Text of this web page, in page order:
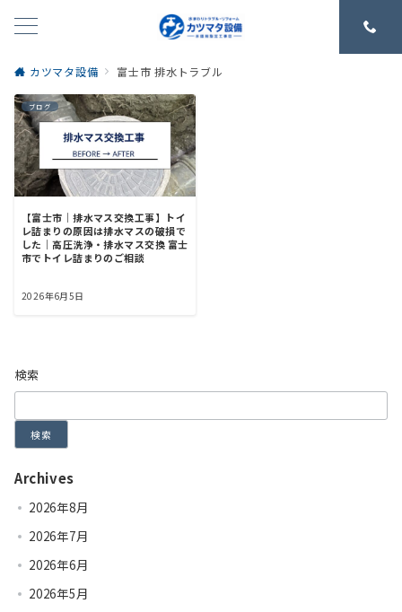
カツマタ設備 富士市 排水トラブル
ブログ
【富士市｜排水マス交換工事】トイ
レ詰まりの原因は排水マスの破損で
した｜高圧洗浄・排水マス交換 富士
市でトイレ詰まりのご相談
2026年6月5日
検索
検索
Archives
2026年8月
2026年7月
2026年6月
2026年5月